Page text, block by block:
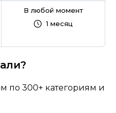
В любой момент
1 месяц
по 300+ категориям и